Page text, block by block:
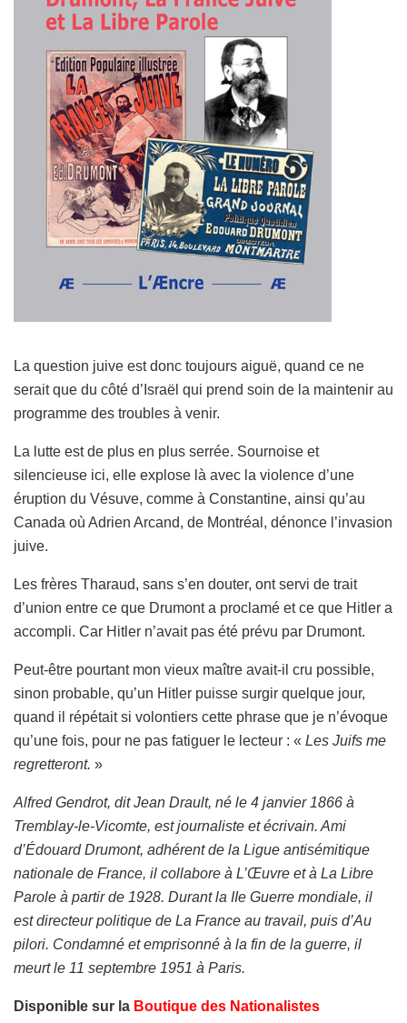
La question juive est donc toujours aiguë, quand ce ne
serait que du côté d’Israël qui prend soin de la maintenir au
programme des troubles à venir.
La lutte est de plus en plus serrée. Sournoise et
silencieuse ici, elle explose là avec la violence d’une
éruption du Vésuve, comme à Constantine, ainsi qu’au
Canada où Adrien Arcand, de Montréal, dénonce l’invasion
juive.
Les frères Tharaud, sans s’en douter, ont servi de trait
d’union entre ce que Drumont a proclamé et ce que Hitler a
accompli. Car Hitler n’avait pas été prévu par Drumont.
Peut-être pourtant mon vieux maître avait-il cru possible,
sinon probable, qu’un Hitler puisse surgir quelque jour,
quand il répétait si volontiers cette phrase que je n’évoque
qu’une fois, pour ne pas fatiguer le lecteur : « Les Juifs me
regretteront. »
Alfred Gendrot, dit Jean Drault, né le 4 janvier 1866 à
Tremblay-le-Vicomte, est journaliste et écrivain. Ami
d’Édouard Drumont, adhérent de la Ligue antisémitique
nationale de France, il collabore à L’Œu­vre et à La Libre
Parole à partir de 1928. Durant la IIe Guerre mondiale, il
est directeur politique de La France au travail, puis d’Au
pilori. Condamné et emprisonné à la fin de la guerre, il
meurt le 11 septembre 1951 à Paris.
Disponible sur la Boutique des Nationalistes